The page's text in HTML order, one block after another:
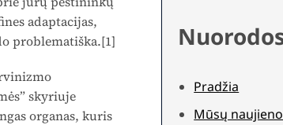
adaptacijas,
problematiška.[1]
skyriuje
organas, kuris
Pradžia
Mūsų